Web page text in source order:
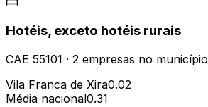
Hotéis, exceto hotéis rurais
CAE 55101 · 2 empresas no município
Vila Franca de Xira0.02
Média nacional0.31